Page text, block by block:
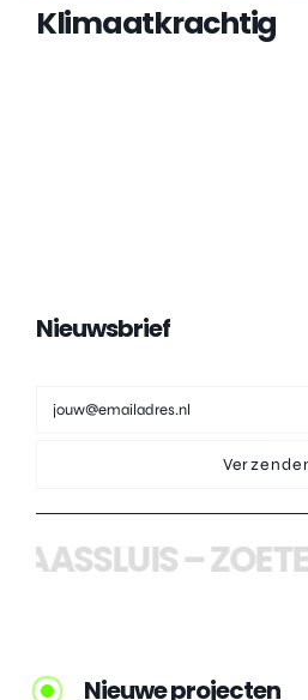
Klimaatkrachtig
Nieuwsbrief
–
Nieuwe projecten